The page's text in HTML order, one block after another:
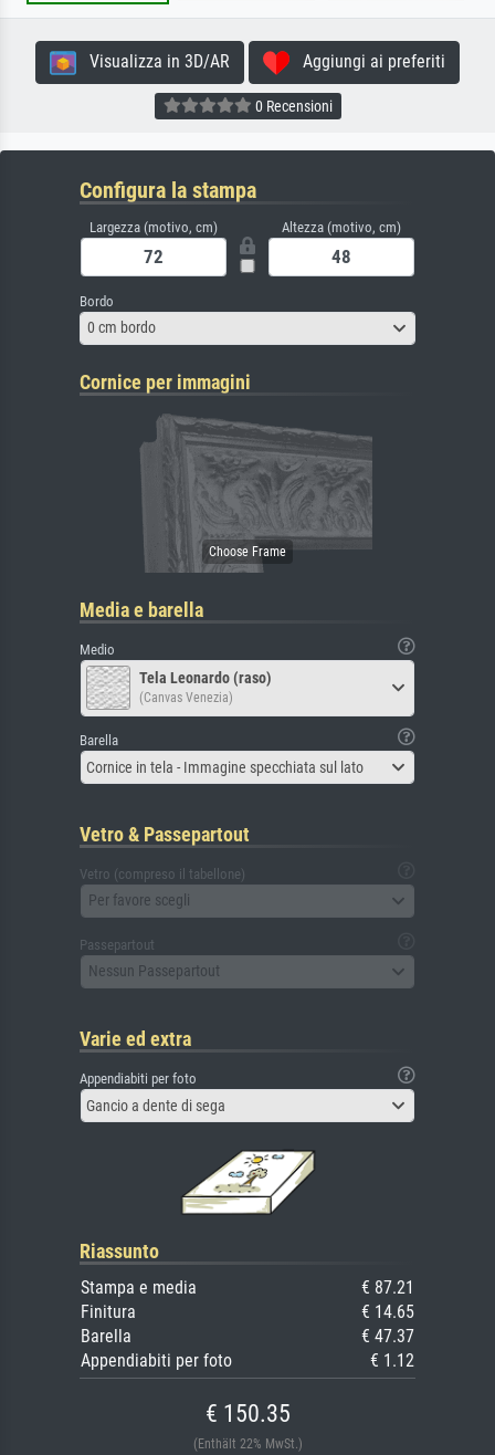
Visualizza in 3D/AR Aggiungi ai preferiti
0 Recensioni
Configura la stampa
Largezza (motivo, cm) Altezza (motivo, cm)
Bordo
0 cm bordo
Cornice per immagini
Media e barella
Medio
Tela Leonardo (raso)
(Canvas Venezia)
Barella
Cornice in tela - Immagine specchiata sul lato
Vetro & Passepartout
Vetro (compreso il tabellone)
Per favore scegli
Passepartout
Nessun Passepartout
Varie ed extra
Appendiabiti per foto
Gancio a dente di sega
Riassunto
Stampa e media
€ 87.21
Finitura
€ 14.65
Barella
€ 47.37
Appendiabiti per foto
€ 1.12
€ 150.35
(Enthält 22% MwSt.)